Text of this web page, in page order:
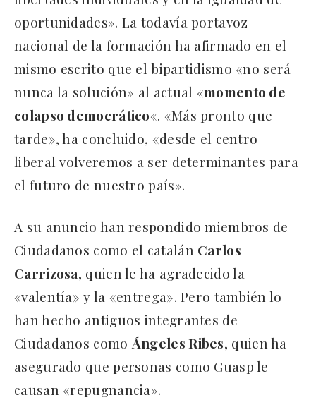
oportunidades». La todavía portavoz
nacional de la formación ha afirmado en el
mismo escrito que el bipartidismo «no será
nunca la solución» al actual «momento de
colapso democrático«. «Más pronto que
tarde», ha concluido, «desde el centro
liberal volveremos a ser determinantes para
el futuro de nuestro país».
A su anuncio han respondido miembros de
Ciudadanos como el catalán Carlos
Carrizosa, quien le ha agradecido la
«valentía» y la «entrega». Pero también lo
han hecho antiguos integrantes de
Ciudadanos comoÁngeles Ribes, quien ha
asegurado que personas como Guasp le
causan «repugnancia».